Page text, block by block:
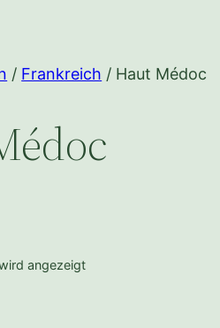
/ Frankreich / Haut Médoc
angezeigt